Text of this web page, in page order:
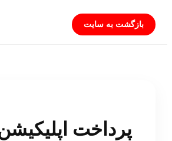
بازگشت به سایت
پرداخت